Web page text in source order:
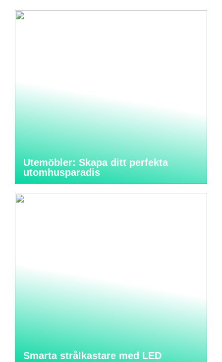
Utemöbler: Skapa ditt perfekta
utomhusparadis
Smarta strålkastare med LED